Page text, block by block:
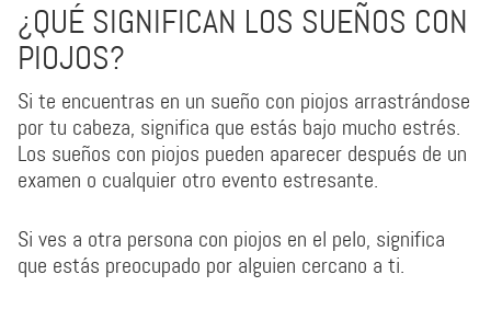
¿QUÉ SIGNIFICAN LOS SUEÑOS CON
PIOJOS?
Si te encuentras en un sueño con piojos arrastrándose
por tu cabeza, significa que estás bajo mucho estrés.
Los sueños con piojos pueden aparecer después de un
examen o cualquier otro evento estresante.
Si ves a otra persona con piojos en el pelo, significa
que estás preocupado por alguien cercano a ti.